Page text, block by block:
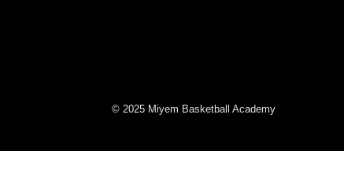
© 2025 Miyem Basketball Academy